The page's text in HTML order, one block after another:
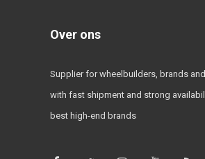
Over ons
Supplier for wheelbuilders, brands and
with fast shipment and strong
best high-end brands